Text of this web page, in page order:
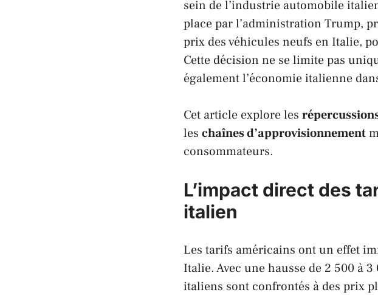
sein de l’industrie automobile
place par l’administration Trump,
prix des véhicules neufs en Italie,
Cette décision ne se limite pas
également l’économieitalienne
Cet article explore les
les chaînes d’approvisionnement
consommateurs.
L’impact direct des
italien
Les tarifs américains ont un effet
Italie. Avec une hausse de 2 500 à
italiens sont confrontés à des prix